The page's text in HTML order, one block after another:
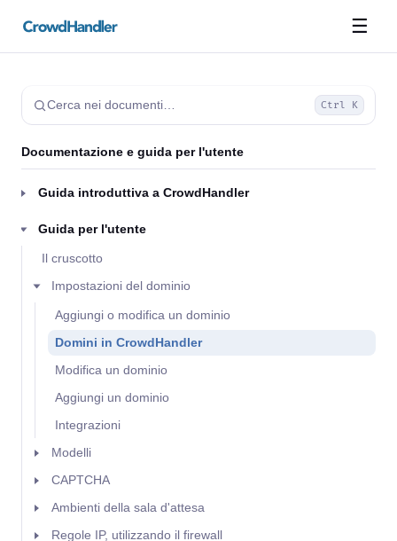
☰
Cerca nei documenti… Ctrl K
Documentazione e guida per l'utente
Guida introduttiva a CrowdHandler
Guida per l'utente
Il cruscotto
Impostazioni del dominio
Aggiungi o modifica un dominio
Domini in CrowdHandler
Modifica un dominio
Aggiungi un dominio
Integrazioni
Modelli
CAPTCHA
Ambienti della sala d'attesa
Regole IP, utilizzando il firewall